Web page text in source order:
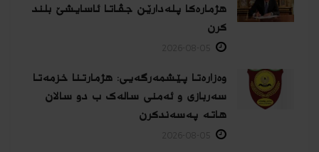
هژمارەكا پلەدارێن جڤاتا ئاسایشێ بلند
كرن
وەزارەتا پێشمەرگەیی: هژمارتنا خزمەتا
سەربازی و ئەمنی سالەک ب دو سالان
هاتە پەسەندكرن